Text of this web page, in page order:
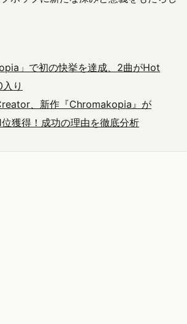
」で初の快挙を達成、2曲がHot
り
、新作『Chromakopia』が
獲得！成功の理由を徹底分析